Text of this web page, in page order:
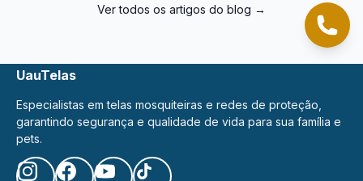
Ver todos os artigos do blog →
UauTelas
Especialistas em telas mosquiteiras e redes de proteção,
garantindo segurança e qualidade de vida para sua família e
pets.